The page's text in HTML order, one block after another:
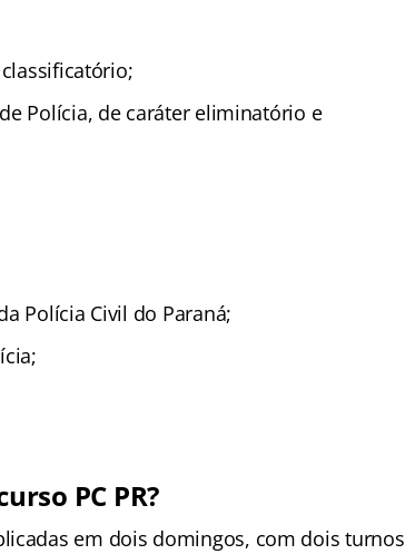
Polícia, de caráter eliminatório e
Polícia Civil do Paraná;
PC PR?
em dois domingos, com dois turnos